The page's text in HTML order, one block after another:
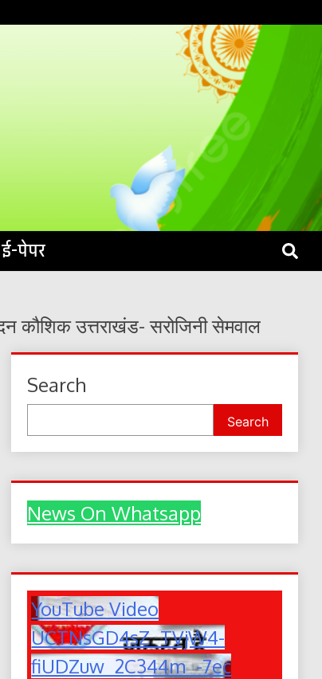
LIVE
ई-पेपर
कौशिक उत्तराखंड- सरोजिनी सेमवाल
Search
Search
News On Whatsapp
YouTube Video
UCTNsGD4sZ_TVjW4-
fiUDZuw_2C344m_-7ec